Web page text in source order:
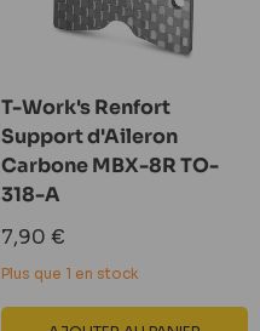
T-Work's Renfort
Support d'Aileron
Carbone MBX-8R TO-
318-A
Prix
réduit
7,90 €
Plus que 1 en stock